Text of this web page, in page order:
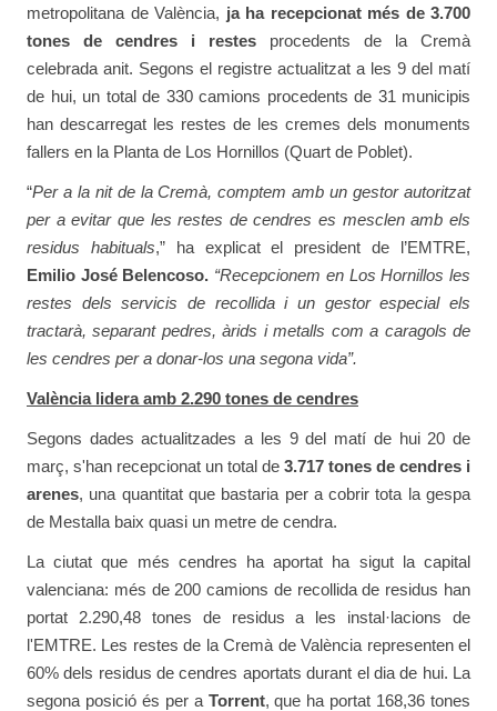
metropolitana de València, ja ha recepcionat més de 3.700
tones de cendres i restes procedents de la Cremà
celebrada anit. Segons el registre actualitzat a les 9 del matí
de hui, un total de 330 camions procedents de 31 municipis
han descarregat les restes de les cremes dels monuments
fallers en la Planta de Los Hornillos (Quart de Poblet).
“Per a la nit de la Cremà, comptem amb un gestor autoritzat
per a evitar que les restes de cendres es mesclen amb els
residus habituals,” ha explicat el president de l’EMTRE,
Emilio José Belencoso. “Recepcionem en Los Hornillos les
restes dels servicis de recollida i un gestor especial els
tractarà, separant pedres, àrids i metalls com a caragols de
les cendres per a donar-los una segona vida”.
València lidera amb 2.290 tones de cendres
Segons dades actualitzades a les 9 del matí de hui 20 de
març, s'han recepcionat un total de 3.717 tones de cendres i
arenes, una quantitat que bastaria per a cobrir tota la gespa
de Mestalla baix quasi un metre de cendra.
La ciutat que més cendres ha aportat ha sigut la capital
valenciana: més de 200 camions de recollida de residus han
portat 2.290,48 tones de residus a les instal·lacions de
l'EMTRE. Les restes de la Cremà de València representen el
60% dels residus de cendres aportats durant el dia de hui. La
segona posició és per a Torrent, que ha portat 168,36 tones